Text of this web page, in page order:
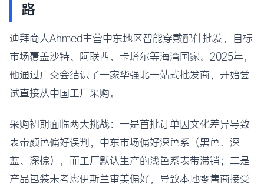
路
迪拜商人Ahmed主营中东地区智能穿戴配件批发，目标
市场覆盖沙特、阿联酋、卡塔尔等海湾国家。2025年，
他通过广交会结识了一家华强北一站式批发商，开始尝
试直接从中国工厂采购。
采购初期面临两大挑战：一是首批订单因文化差异导致
表带颜色偏好误判，中东市场偏好深色系（黑色、深
蓝、深棕），而工厂默认生产的浅色系表带滞销；二是
产品包装未考虑伊斯兰审美偏好，导致本地零售商接受